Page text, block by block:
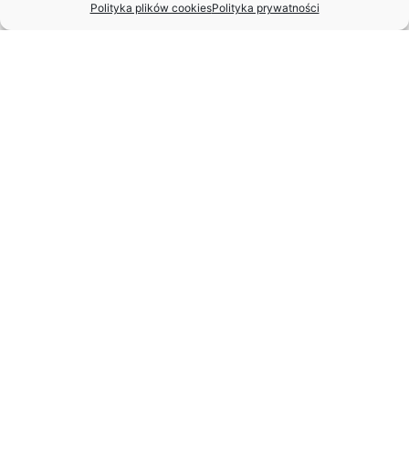
Polityka plików cookiesPolityka prywatności